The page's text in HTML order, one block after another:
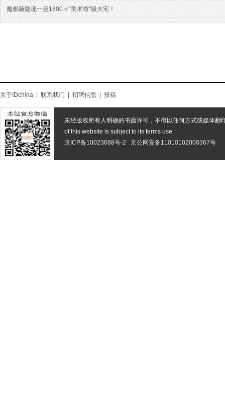
魔都新隐现一座1800㎡“美术馆”级大宅！
关于IDchina 联系我们 招聘信息 投稿
未经版权所有人明确的书面许可，不得以任何方式或媒体翻
of this website is subject to its terms use.
京ICP备10023688号-2
京公网安备11010102000367号